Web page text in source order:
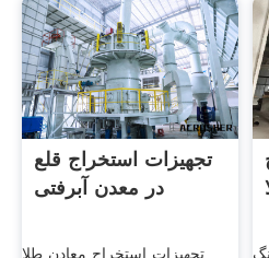
تجهیزات استخراج قلع
در معدن آبرفتی